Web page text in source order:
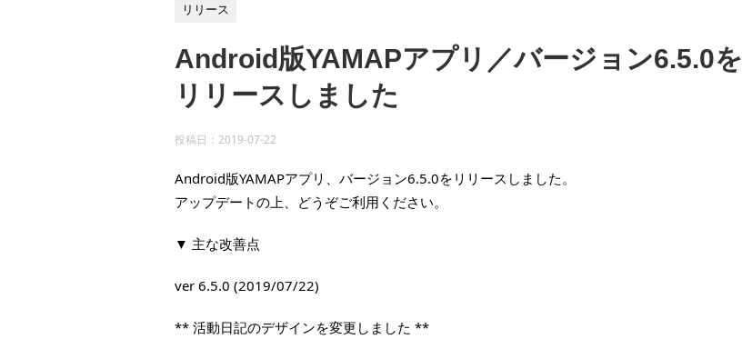
リリース
Android版YAMAPアプリ／バージョン6.5.0を
リリースしました
投稿日： 2019-07-22
Android版YAMAPアプリ、バージョン6.5.0をリリースしました。
アップデートの上、どうぞご利用ください。
▼ 主な改善点
ver 6.5.0 (2019/07/22)
** 活動日記のデザインを変更しました **